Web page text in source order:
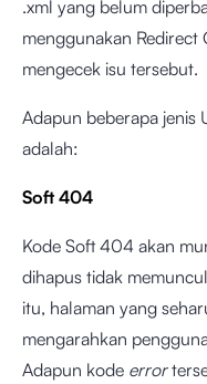
.xml yang belum
menggunakan Redirect
mengecek isu tersebut.
Adapun beberapa jenis
adalah:
Soft 404
Kode Soft 404 akan
dihapus tidak
itu, halaman yang
mengarahkan
Adapun kode error